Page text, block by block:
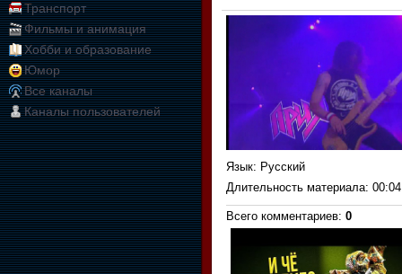
Транспорт
Фильмы и анимация
Хобби и образование
Юмор
Все каналы
Каналы пользователей
Язык: Русский
Длительность материала:
Всего комментариев: 0